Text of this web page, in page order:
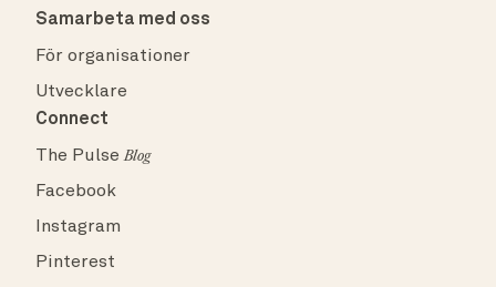
Samarbeta med oss
För organisationer
Utvecklare
Connect
The PulseBlog
Facebook
Instagram
Pinterest